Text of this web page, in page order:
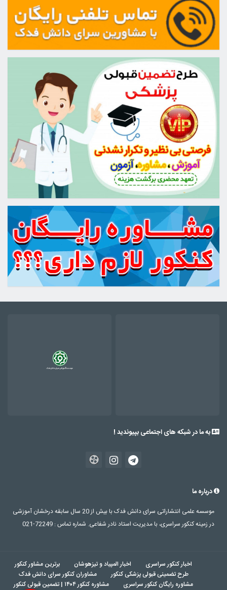
به ما در شبکه های اجتماعی بپیوندید !
درباره ما
موسسه علمی انتشاراتی سرای دانش فدک با بیش از 20 سال سابقه درخشان آموزشی
در زمینه کنکور سراسری، با مدیریت استاد نادر شفاعی. شماره تماس : 72249-021
اخبار کنکور سراسری اخبار المپیاد و تیزهوشان
برترین مشاور کنکور
طرح تضمینی قبولی پزشکی کنکور
مشاوران کنکور سرای دانش فدک
مشاوره رایگان کنکور سراسری
مشاوره کنکور ۱۴۰۴ | تضمین قبولی کنکور